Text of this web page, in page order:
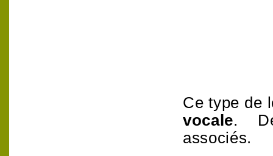
Ce type de
vocale.
associés.